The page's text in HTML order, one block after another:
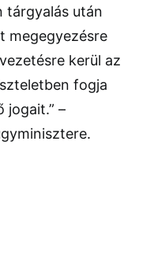
tárgyalás után
megegyezésre
kerül az
fogja
jogait.” –